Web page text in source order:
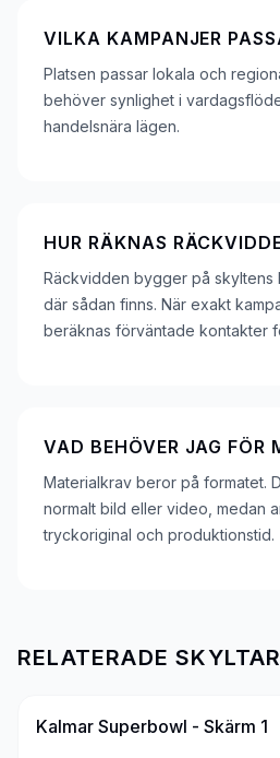
VILKA KAMPANJER
Platsen passar lokala och
behöver synlighet i
handelsnära lägen.
HUR RÄKNAS
Räckvidden bygger på skyltens
där sådan finns. När exakt
beräknas förväntade kontakter
VAD BEHÖVER JAG FÖR
Materialkrav beror på formatet.
normalt bild eller video, medan
tryckoriginal och produktionstid.
RELATERADE
Kalmar Superbowl - Skärm 1